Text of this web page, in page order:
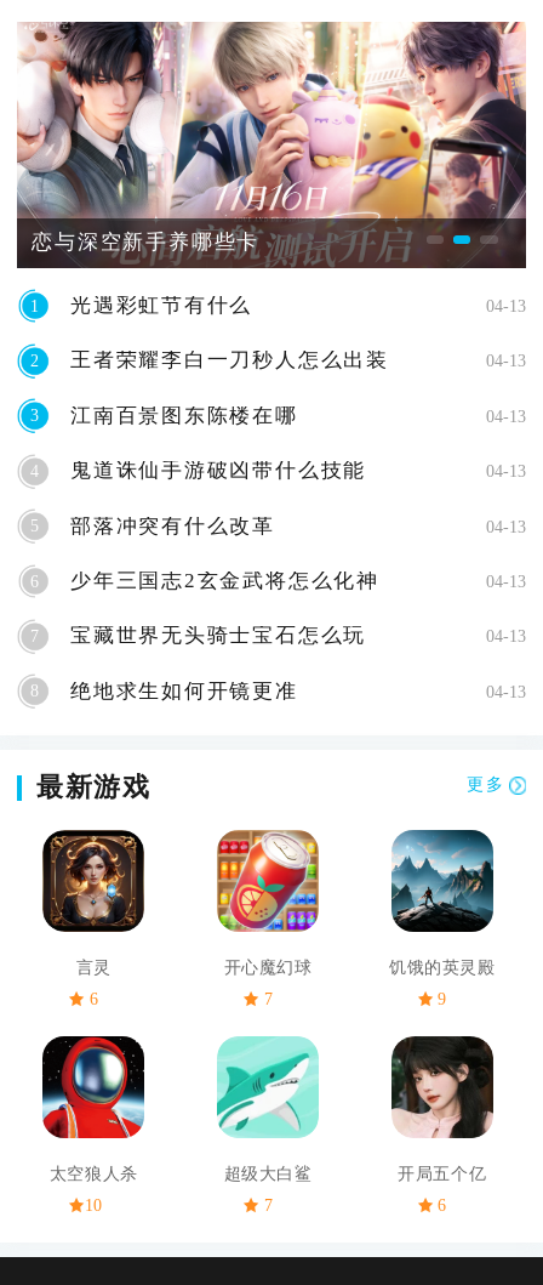
恋与深空新手养哪些卡
1 光遇彩虹节有什么 04-13
2 王者荣耀李白一刀秒人怎么出装 04-13
3 江南百景图东陈楼在哪 04-13
4 鬼道诛仙手游破凶带什么技能 04-13
5 部落冲突有什么改革 04-13
6 少年三国志2玄金武将怎么化神 04-13
7 宝藏世界无头骑士宝石怎么玩 04-13
8 绝地求生如何开镜更准 04-13
最新游戏 更多
言灵
6
开心魔幻球
7
饥饿的英灵殿
9
太空狼人杀
10
超级大白鲨
7
开局五个亿
6